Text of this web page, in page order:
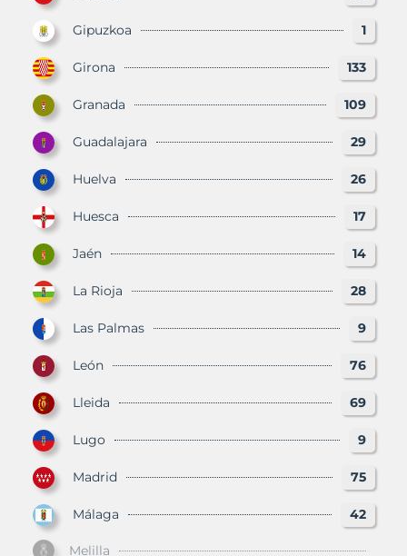
Gipuzkoa 1
Girona 133
Granada 109
Guadalajara 29
Huelva 26
Huesca 17
Jaén 14
La Rioja 28
Las Palmas 9
León 76
Lleida 69
Lugo 9
Madrid 75
Málaga 42
Melilla